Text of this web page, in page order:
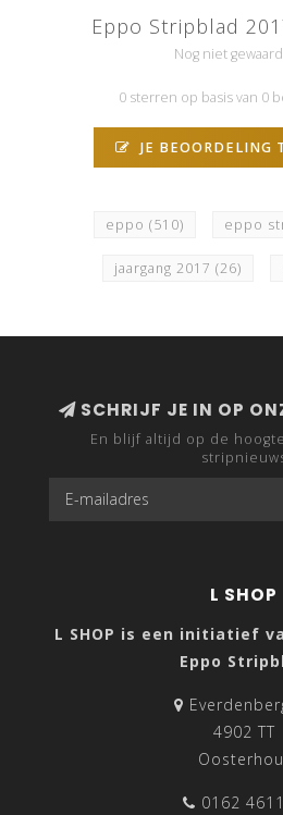
Eppo Stripblad
Nog niet
0 sterren op basis van 0
JE BEOORDELING
eppo (510) eppo
jaargang 2017 (26)
SCHRIJF JE IN OP
En blijf altijd op de
L SHOP
L SHOP is een initiatief
Eppo
4902 TT
0162